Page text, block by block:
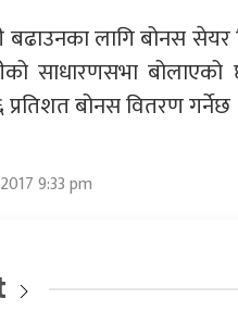
लागि बोनस सेयर
साधारणसभा बोलाएको
बोनस वितरण गर्नेछ
9:33 pm